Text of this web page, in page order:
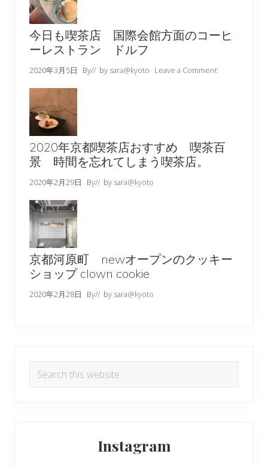
今日も喫茶店 国際会館方面のコーヒ
ーレストラン ドルフ
2020年3月5日 By// by sara@kyoto Leave a Comment
2020年京都喫茶店おすすめ 喫茶百
景 時間を忘れてしまう喫茶店。
2020年2月29日 By// by sara@kyoto
京都河原町 newオープンのクッキー
ショップ clown cookie
2020年2月28日 By// by sara@kyoto
Search
Instagram